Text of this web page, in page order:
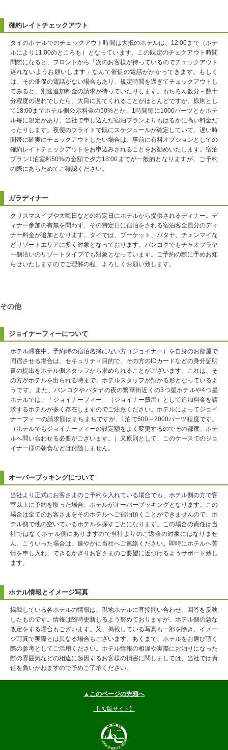
確約レイトチェックアウト
タイのホテルでのチェックアウト時間は大抵のホテルは、12:00まで（ホテ
ルにより11:00のところも）となっています。この既定のチェクアウト時間
間際になると、フロントから「次のお客様が待っているのでチェックアウト
遅れないようお願いします」なんて催促の電話がかかってきます。もしく
は、その催促の電話がない場合もあり、規定時間を過ぎてチェックアウトし
てみると、別途追加料金の請求が待っていたりします。もちろん数分～数十
分程度の遅れでしたら、大目に見てくれることがほとんどですが、原則とし
て18:00までホテル側公示料金の50%とか、1時間毎に1000バーツとかホテ
ル毎に規定があり、当社で申し込んだ宿泊プランよりもはるかに高い料金だ
ったりします。夜便のフライトで既にスケジュールが確定していて、遅い時
間帯に確実にチェックアウトしたい場合は、事前に有料オプションとしての
確約レイトチェックアウトをお申込みされることをお勧めいたします。宿泊
プラン1泊室料50%の金額で夕方18:00までが一般的となりますが、ご予約
の際にあらためてご確認ください。
ガラディナー
クリスマスイブや大晦日などの特定日にホテルから提供されるディナー。デ
ィナー参加の有無を問わず、その特定日に宿泊をされる宿泊客全員分のディ
ナー料金が追加となります。タイでは、プーケット、パタヤ、チェンマイな
どリゾートエリアに多く対象となっております。バンコクでもチャオプラヤ
ー側沿いのリゾートタイプでも対象となっています。ご予約の際に予めお知
らせいたしますのでご理解の程、よろしくお願い致します。
その他
ジョイナーフィーについて
ホテル滞在中、予約時の宿泊名簿にない方（ジョイナー）を自身のお部屋で
同宿させる場合は、セキュリティ目的で、その方のIDカードなどの身分証明
書の提出をホテル側スタッフから求められることがございます。これは、そ
の方がホテルを出られる時まで、ホテルスタッフが預かる形となっているよ
うです。また、バンコクやパタヤの夜の繁華街近くの3つ星ホテルや4つ星
ホテルでは、「ジョイナーフィー」（ジョイナー費用）として追加料金を請
求するホテルが多く存在しますのでご注意ください。ホテルによってジョイ
ナーフィーの請求額はまちまちですが、1泊で500～2000バーツ程度です。
（ホテルでもジョイナーフィーの設定額をよく変更するのでその都度、ホテ
ルへ問い合わせる必要がございます。）又原則として、このケースでのジョ
イナー様の朝食などは付随しません。
オーバーブッキングについて
当社より正式にお客さまのご予約を入れている場合でも、ホテル側の方で客
室以上に予約を取った場合、ホテルがオーバーブッキングとなります。この
場合は全てのお客さまをそのホテルへご宿泊頂くことができませんので、ホ
テル側で他の空いているホテルを探すことになります。この場合の責任は当
社ではなくホテル側にありますので当社よりのご返金の対象にはなりませ
ん。こういった場合は、速やかに当社へご連絡ください。即時にホテルへ苦
情を申し入れ、できるかぎりお客さまのご要望に近づけるようサポート致し
ます。
ホテル情報とイメージ写真
掲載している各ホテルの情報は、現地ホテルに直接問い合わせ、回答を反映
したものです。情報は随時更新しるよう努めておりますが、ホテル側の急な
改定をする場合もございます。又、掲載している写真も一部を除き、イメー
ジ写真で実際とは異なる場合もございます。あくまで、ホテルをお選び頂く
際の参考としてご活用ください。ホテル情報の相違や実際にお泊りになった
際の雰囲気などの相違に起因するお客様の損害に関しましては、当社では責
任を負いかねますので予めご了承ください。
▲このページの先頭へ
【PC版サイト】